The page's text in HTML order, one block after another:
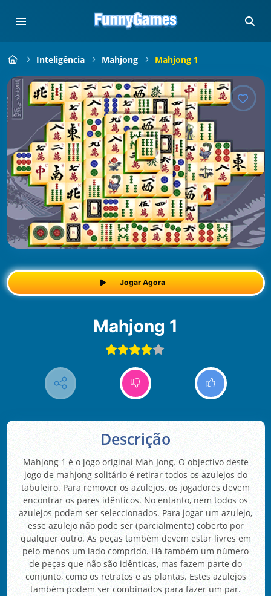
Inteligência Mahjong Mahjong 1
Jogar Agora
Mahjong 1
Descrição
Mahjong 1 é o jogo original Mah Jong. O objectivo deste
jogo de mahjong solitário é retirar todos os azulejos do
tabuleiro. Para remover os azulejos, os jogadores devem
encontrar os pares idênticos. No entanto, nem todos os
azulejos podem ser seleccionados. Para jogar um azulejo,
esse azulejo não pode ser (parcialmente) coberto por
qualquer outro. As peças também devem estar livres em
pelo menos um lado comprido. Há também um número
de peças que não são idênticas, mas fazem parte do
conjunto, como os retratos e as plantas. Estes azulejos
também podem ser combinados para fazer um par.